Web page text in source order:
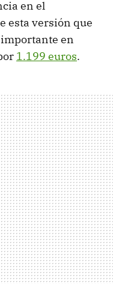
en el
esta versión que
en
1.199 euros.